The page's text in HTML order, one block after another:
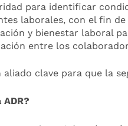
para identificar
laborales, con el fin
y bienestar laboral
entre los
aliado clave para que
ADR?